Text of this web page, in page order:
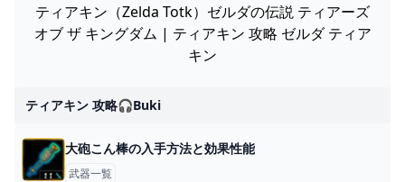
ティアキン（Zelda Totk）ゼルダの伝説 ティアーズ
オブ ザ キングダム | ティアキン 攻略 ゼルダ ティア
キン
ティアキン 攻略🎧buki
大砲こん棒の入手方法と効果性能
武器一覧